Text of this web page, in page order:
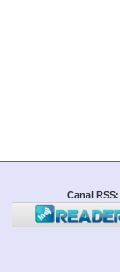
Canal RSS: